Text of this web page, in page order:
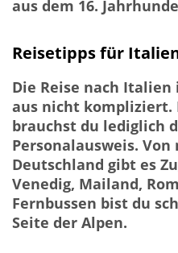
aus dem 16.
Reisetipps für
Die Reise nach
aus nicht kompliziert.
brauchst du lediglich
Personalausweis.
Deutschland gibt es
Venedig, Mailand,
Fernbussen bist du
Seite der Alpen.